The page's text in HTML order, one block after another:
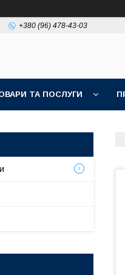
+380 (96) 478-43-03
ТА ПОСЛУГИ